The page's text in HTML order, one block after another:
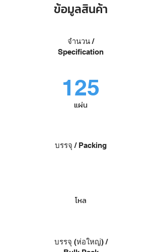
ข้อมูลสินค้า
จำนวน /
Specification
125
แผ่น
บรรจุ / Packing
โหล
บรรจุ (ห่อใหญ่) /